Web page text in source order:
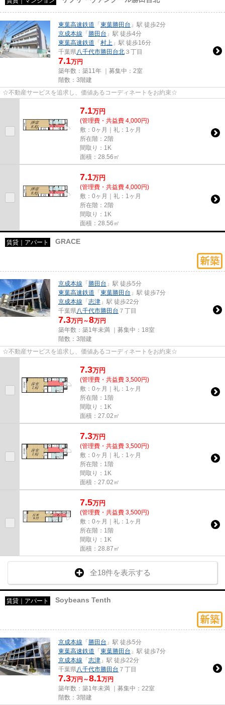
東葉高速鉄道 「東葉勝田台 」駅 徒歩2分
京成本線 「勝田台 」駅 徒歩4分
東葉高速鉄道 「村上 」駅 徒歩16分
千葉県 八千代市勝田台北 ３丁目
7.1万円
築年数：築11年 ｜募集中： 2室
階数：3階建
☆不動産サービスを追求し、価値あるコーディネートをお約束☆
7.1万円
(管理費・共益費 4,000円)
敷：0ヶ月｜礼：1ヶ月
所在階：2階
間取り：1K
面積：28.56㎡
7.1万円
(管理費・共益費 4,000円)
敷：0ヶ月｜礼：1ヶ月
所在階：2階
間取り：1K
面積：28.56㎡
賃貸｜アパート GRACE
京成本線 「勝田台 」駅 徒歩5分
東葉高速鉄道 「東葉勝田台 」駅 徒歩7分
京成本線 「志津 」駅 徒歩22分
千葉県 八千代市勝田台 ７丁目
7.3万円～8万円
築年数：築1年未満 ｜募集中： 18室
階数：3階建
☆不動産サービスを追求し、価値あるコーディネートをお約束☆
7.3万円
(管理費・共益費 3,500円)
敷：0ヶ月｜礼：1ヶ月
所在階：1階
間取り：1K
面積：27.02㎡
7.3万円
(管理費・共益費 3,500円)
敷：0ヶ月｜礼：1ヶ月
所在階：1階
間取り：1K
面積：27.02㎡
7.5万円
(管理費・共益費 3,500円)
敷：0ヶ月｜礼：1ヶ月
所在階：1階
間取り：1K
面積：28.87㎡
全18件を表示する
賃貸｜アパート Soybeans Tenth
京成本線 「勝田台 」駅 徒歩5分
東葉高速鉄道 「東葉勝田台 」駅 徒歩7分
京成本線 「志津 」駅 徒歩22分
千葉県 八千代市勝田台 ７丁目
7.3万円～8.1万円
築年数：築1年未満 ｜募集中： 22室
階数：3階建